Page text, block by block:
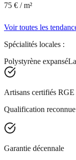
75 € / m²
Voir toutes les
Spécialités locales :
Polystyrène expansé
Artisans certifiés RGE
Qualification
Garantie décennale